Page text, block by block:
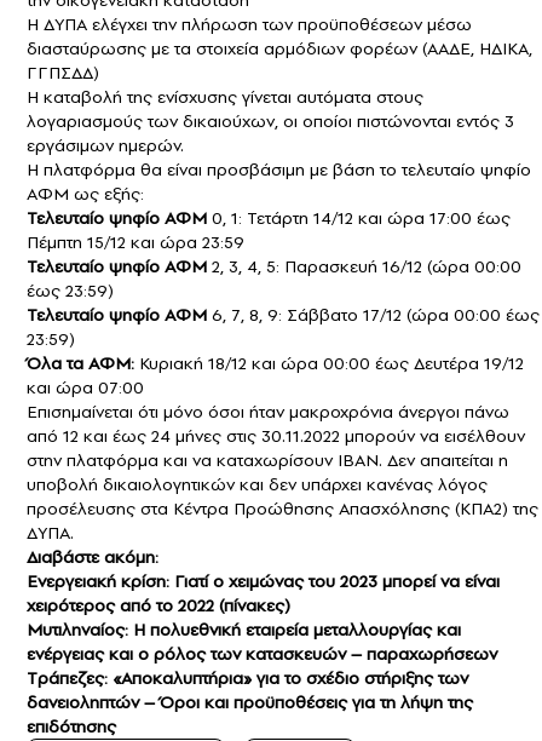
Η ΔΥΠΑ ελέγχει την πλήρωση των προϋποθέσεων μέσω
διασταύρωσης με τα στοιχεία αρμόδιων φορέων (ΑΑΔΕ, ΗΔΙΚΑ,
ΓΓΠΣΔΔ)
Η καταβολή της ενίσχυσης γίνεται αυτόματα στους
λογαριασμούς των δικαιούχων, οι οποίοι πιστώνονται εντός 3
εργάσιμων ημερών.
Η πλατφόρμα θα είναι προσβάσιμη με βάση το τελευταίο ψηφίο
ΑΦΜ ως εξής:
Τελευταίο ψηφίο ΑΦΜ 0, 1: Τετάρτη 14/12 και ώρα 17:00 έως
Πέμπτη 15/12 και ώρα 23:59
Τελευταίο ψηφίο ΑΦΜ 2, 3, 4, 5: Παρασκευή 16/12 (ώρα 00:00
έως 23:59)
Τελευταίο ψηφίο ΑΦΜ 6, 7, 8, 9: Σάββατο 17/12 (ώρα 00:00 έως
23:59)
Όλα τα ΑΦΜ: Κυριακή 18/12 και ώρα 00:00 έως Δευτέρα 19/12
και ώρα 07:00
Επισημαίνεται ότι μόνο όσοι ήταν μακροχρόνια άνεργοι πάνω
από 12 και έως 24 μήνες στις 30.11.2022 μπορούν να εισέλθουν
στην πλατφόρμα και να καταχωρίσουν ΙΒΑΝ. Δεν απαιτείται η
υποβολή δικαιολογητικών και δεν υπάρχει κανένας λόγος
προσέλευσης στα Κέντρα Προώθησης Απασχόλησης (ΚΠΑ2) της
ΔΥΠΑ.
Διαβάστε ακόμη:
Ενεργειακή κρίση: Γιατί ο χειμώνας του 2023 μπορεί να είναι
χειρότερος από το 2022 (πίνακες)
Μυτιληναίος: Η πολυεθνική εταιρεία μεταλλουργίας και
ενέργειας και ο ρόλος των κατασκευών – παραχωρήσεων
Tράπεζες: «Αποκαλυπτήρια» για το σχέδιο στήριξης των
δανειοληπτών – Όροι και προϋποθέσεις για τη λήψη της
επιδότησης